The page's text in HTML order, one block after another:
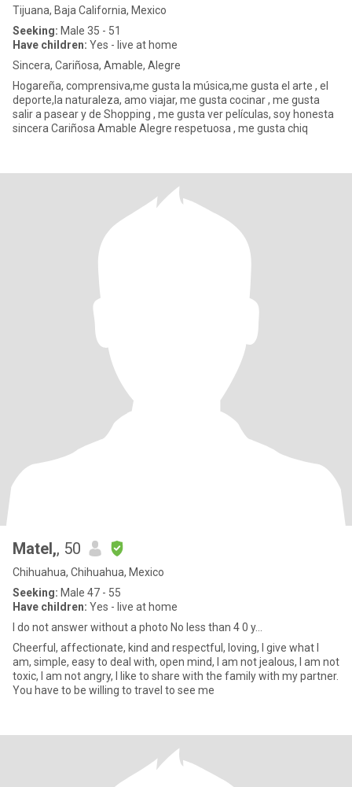
Tijuana, Baja California, Mexico
Seeking: Male 35 - 51
Have children: Yes - live at home
Sincera, Cariñosa, Amable, Alegre
Hogareña, comprensiva,me gusta la música,me gusta el arte , el
deporte,la naturaleza, amo viajar, me gusta cocinar , me gusta
salir a pasear y de Shopping , me gusta ver películas, soy honesta
sincera Cariñosa Amable Alegre respetuosa , me gusta chiq
Matel,, 50
Chihuahua, Chihuahua, Mexico
Seeking: Male 47 - 55
Have children: Yes - live at home
I do not answer without a photo No less than 4 0 y...
Cheerful, affectionate, kind and respectful, loving, I give what I
am, simple, easy to deal with, open mind, I am not jealous, I am not
toxic, I am not angry, I like to share with the family with my partner.
You have to be willing to travel to see me